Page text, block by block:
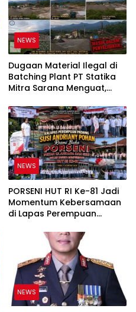
NEWS
Dugaan Material Ilegal di
Batching Plant PT Statika
Mitra Sarana Menguat,
Minta APH Periksa PT UHA
dan Seluruh Rantai
Pemasok
NEWS
PORSENI HUT RI Ke-81 Jadi
Momentum Kebersamaan
di Lapas Perempuan
NEWS